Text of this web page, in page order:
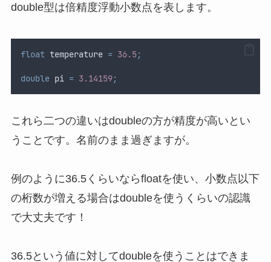
double型は倍精度浮動小数点を表します。
float temperature = 36.5;
double pi = 3.14159;
これら二つの違いはdoubleの方が精度が高いとい
うことです。名前のまま過ぎますが。
例のように36.5くらいならfloatを使い、小数点以下
の桁数が増える場合はdoubleを使うくらいの認識
で大丈夫です！
36.5という値に対してdoubleを使うことはできま